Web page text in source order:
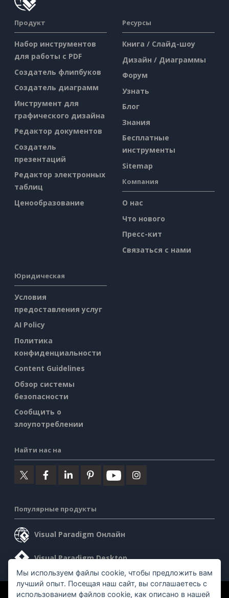
Продукт
Набор инструментов
для работы с PDF
Создатель флипбуков
Создатель диаграмм
Инструмент для
графического дизайна
Редактор документов
Создатель
презентаций
Редактор электронных
таблиц
Ценообразование
Ресурсы
Книга / Слайд-шоу
Дизайн / Диаграммы
Форум
Узнать
Блог
Знания
Бесплатные
инструменты
Sitemap
Компания
О нас
Что нового
Пресс-кит
Связаться с нами
Юридическая
Условия
предоставления услуг
AI Policy
Политика
конфиденциальности
Content Guidelines
Обзор системы
безопасности
Сообщить о
злоупотреблении
Найти нас на
Популярные продукты
Visual Paradigm Онлайн
Visual Paradigm Desktop
Мы используем файлы cookie, чтобы предложить вам
лучший опыт. Посещая наш сайт, вы соглашаетесь с
использованием файлов cookie, как описано в нашей